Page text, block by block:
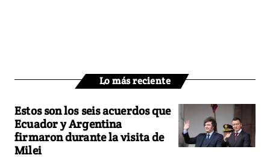
Lo más reciente
Estos son los seis acuerdos que
Ecuador y Argentina
firmaron durante la visita de
Milei